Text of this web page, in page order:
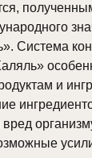
Система
и